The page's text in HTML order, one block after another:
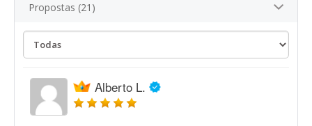
Propostas (21)
Alberto L.